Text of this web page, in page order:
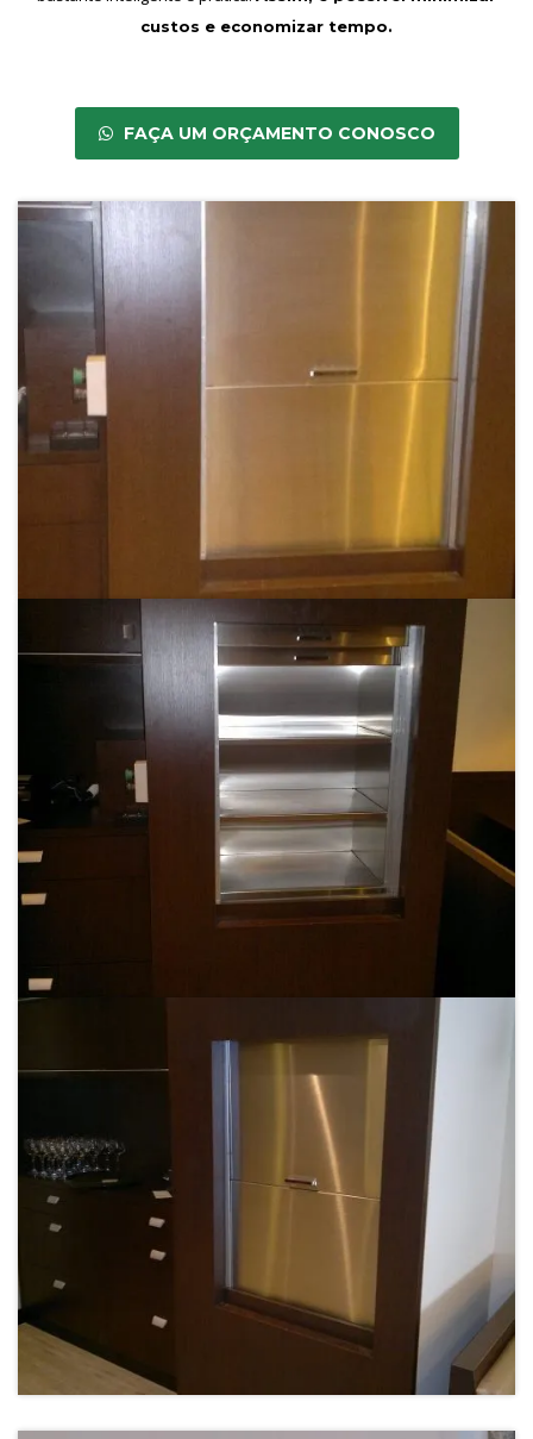
custos e economizar tempo.
FAÇA UM ORÇAMENTO CONOSCO